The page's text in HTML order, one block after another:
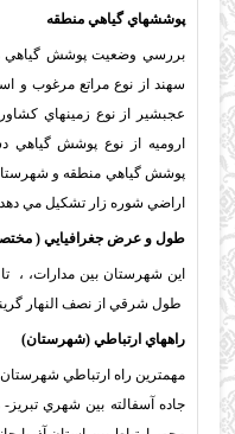
پوششهاي گياهي منطقه
بررسي وضعيت پوشش گياهي
سهند از نوع مراتع مرغوب و
عجبشير از نوع زمينهاي
اروميه از نوع پوشش
پوشش گياهي منطقه و شهرستان
اراضي شوره زار تشكيل مي
طول و عرض جغرافيايي (
اين شهرستان بين مدارات،
طول شرقي از نصف النهار
راههاي ارتباطي (شهرستان)
مهمترين راه ارتباطي
جاده آسفالته بين شهري